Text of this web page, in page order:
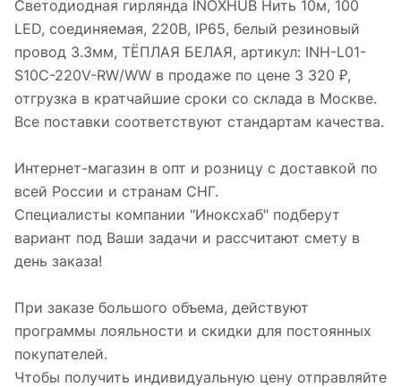
Светодиодная гирлянда INOXHUB Нить 10м, 100
LED, соединяемая, 220В, IP65, белый резиновый
провод 3.3мм, ТЁПЛАЯ БЕЛАЯ, артикул: INH-L01-
S10C-220V-RW/WW в продаже по цене 3 320 ₽,
отгрузка в кратчайшие сроки со склада в Москве.
Все поставки соответствуют стандартам качества.
Интернет-магазин в опт и розницу с доставкой по
всей России и странам СНГ.
Специалисты компании "Иноксхаб" подберут
вариант под Ваши задачи и рассчитают смету в
день заказа!
При заказе большого объема, действуют
программы лояльности и скидки для постоянных
покупателей.
Чтобы получить индивидуальную цену отправляйте